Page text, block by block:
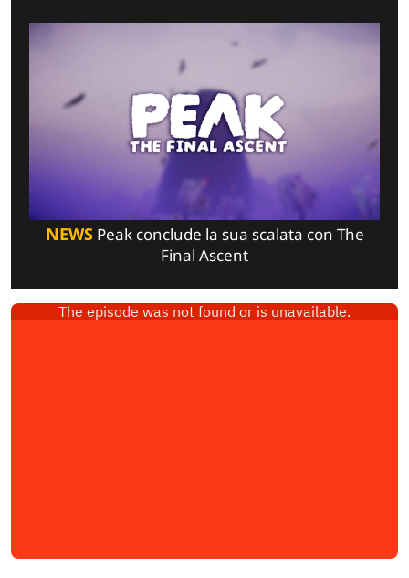
NEWSPeak conclude la sua scalata con The
Final Ascent